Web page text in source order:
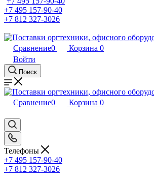
+7 495 157-90-40
+7 812 327-3026
Сравнение0 Корзина 0
Войти
Поиск
Сравнение0 Корзина 0
Телефоны
+7 495 157-90-40
+7 812 327-3026